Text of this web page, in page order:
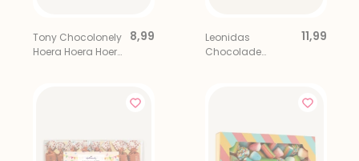
Tony Chocolonely
Hoera Hoera Hoera
8,99
Leonidas
Chocolade
11,99